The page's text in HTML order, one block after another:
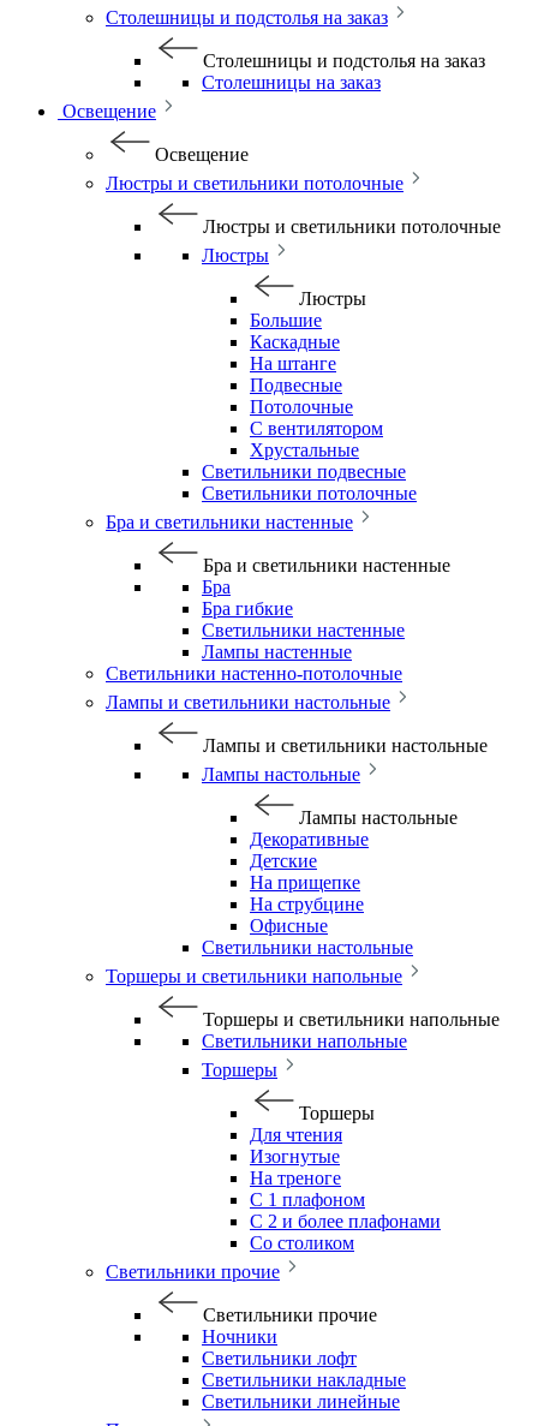
Столешницы и подстолья на заказ
Столешницы и подстолья на заказ
Столешницы на заказ
Освещение
Освещение
Люстры и светильники потолочные
Люстры и светильники потолочные
Люстры
Люстры
Большие
Каскадные
На штанге
Подвесные
Потолочные
С вентилятором
Хрустальные
Светильники подвесные
Светильники потолочные
Бра и светильники настенные
Бра и светильники настенные
Бра
Бра гибкие
Светильники настенные
Лампы настенные
Светильники настенно-потолочные
Лампы и светильники настольные
Лампы и светильники настольные
Лампы настольные
Лампы настольные
Декоративные
Детские
На прищепке
На струбцине
Офисные
Светильники настольные
Торшеры и светильники напольные
Торшеры и светильники напольные
Светильники напольные
Торшеры
Торшеры
Для чтения
Изогнутые
На треноге
С 1 плафоном
С 2 и более плафонами
Со столиком
Светильники прочие
Светильники прочие
Ночники
Светильники лофт
Светильники накладные
Светильники линейные